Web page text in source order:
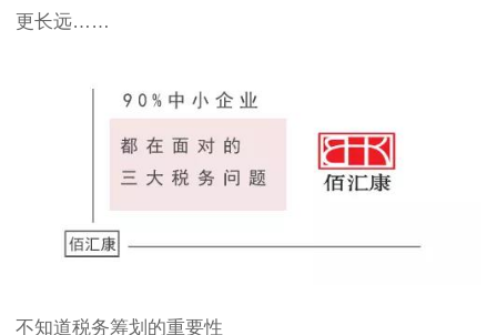
更长远……
不知道税务筹划的重要性